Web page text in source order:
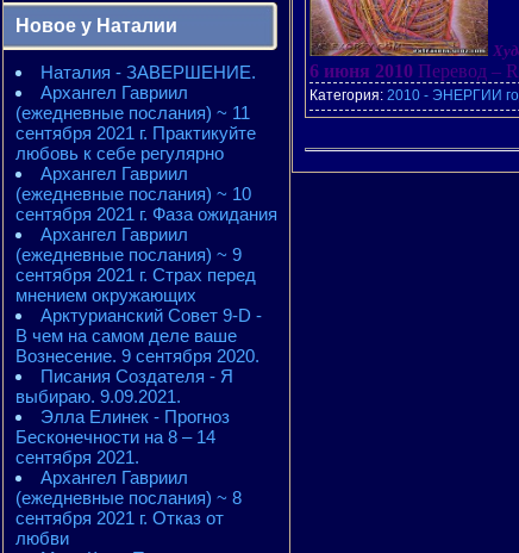
2010 - энергии месяцев
2010 - ЭНЕРГИИ года
2011 - энергии месяцев
2011 - ЭНЕРГИИ года
2012 - энергии месяцев
2012 - ЭНЕРГИИ года
2013 - энергии месяцев
2013 - ЭНЕРГИИ года
2014 - энергии месяцев
2014 - ЭНЕРГИИ года
2015 - энергии месяцев
2015 - ЭНЕРГИИ года
Новое у Наталии
Наталия - ЗАВЕРШЕНИЕ.
Архангел Гавриил
(ежедневные послания) ~ 11
сентября 2021 г. Практикуйте
любовь к себе регулярно
Архангел Гавриил
(ежедневные послания) ~ 10
сентября 2021 г. Фаза ожидания
Архангел Гавриил
(ежедневные послания) ~ 9
сентября 2021 г. Страх перед
мнением окружающих
Арктурианский Совет 9-D -
В чем на самом деле ваше
Вознесение. 9 сентября 2020.
Писания Создателя - Я
выбираю. 9.09.2021.
Элла Елинек - Прогноз
Бесконечности на 8 – 14
сентября 2021.
Архангел Гавриил
(ежедневные послания) ~ 8
сентября 2021 г. Отказ от
любви
6 июня 2010 Перевод –
Категория: 2010 - ЭНЕРГИИ